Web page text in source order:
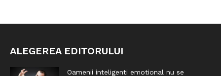
ALEGEREA EDITORULUI
Oamenii inteligenti emotional nu se